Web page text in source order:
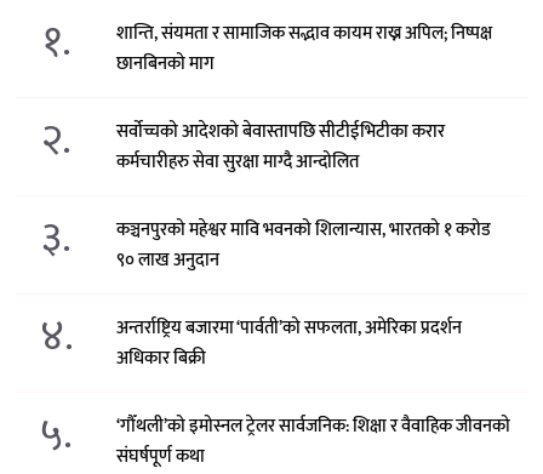
१.
शान्ति, संयमता र सामाजिक सद्भाव कायम राख्न अपिल; निष्पक्ष
छानबिनको माग
२.
सर्वोच्चको आदेशको बेवास्तापछि सीटीईभिटीका करार
कर्मचारीहरु सेवा सुरक्षा माग्दै आन्दोलित
३.
कञ्चनपुरको महेश्वर मावि भवनको शिलान्यास, भारतको १ करोड
९० लाख अनुदान
४.
अन्तर्राष्ट्रिय बजारमा ‘पार्वती’को सफलता, अमेरिका प्रदर्शन
अधिकार बिक्री
५.
‘गौँथली’को इमोस्नल ट्रेलर सार्वजनिक: शिक्षा र वैवाहिक जीवनको
संघर्षपूर्ण कथा